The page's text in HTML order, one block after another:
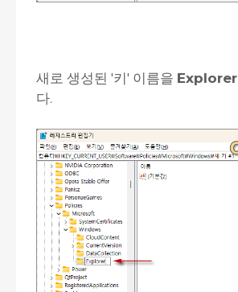
새로 생성된 '키' 이름을 Explorer
다.